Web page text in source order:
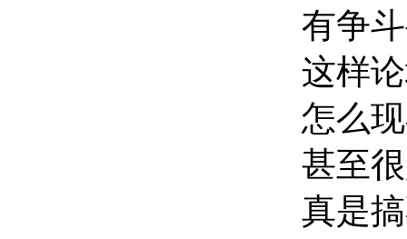
有争
这样
怎么
甚至
真是